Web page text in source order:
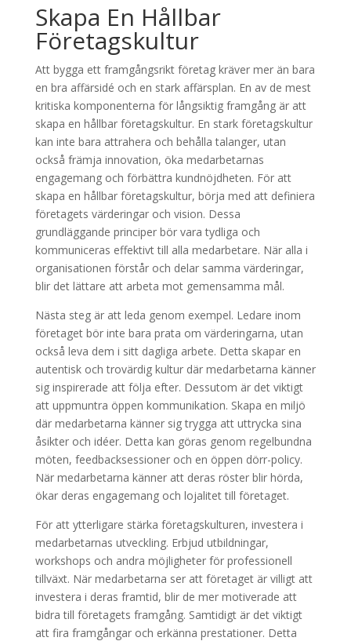
Skapa En Hållbar
Företagskultur
Att bygga ett framgångsrikt företag kräver mer än bara
en bra affärsidé och en stark affärsplan. En av de mest
kritiska komponenterna för långsiktig framgång är att
skapa en hållbar företagskultur. En stark företagskultur
kan inte bara attrahera och behålla talanger, utan
också främja innovation, öka medarbetarnas
engagemang och förbättra kundnöjdheten. För att
skapa en hållbar företagskultur, börja med att definiera
företagets värderingar och vision. Dessa
grundläggande principer bör vara tydliga och
kommuniceras effektivt till alla medarbetare. När alla i
organisationen förstår och delar samma värderingar,
blir det lättare att arbeta mot gemensamma mål.
Nästa steg är att leda genom exempel. Ledare inom
företaget bör inte bara prata om värderingarna, utan
också leva dem i sitt dagliga arbete. Detta skapar en
autentisk och trovärdig kultur där medarbetarna känner
sig inspirerade att följa efter. Dessutom är det viktigt
att uppmuntra öppen kommunikation. Skapa en miljö
där medarbetarna känner sig trygga att uttrycka sina
åsikter och idéer. Detta kan göras genom regelbundna
möten, feedbacksessioner och en öppen dörr-policy.
När medarbetarna känner att deras röster blir hörda,
ökar deras engagemang och lojalitet till företaget.
För att ytterligare stärka företagskulturen, investera i
medarbetarnas utveckling. Erbjud utbildningar,
workshops och andra möjligheter för professionell
tillväxt. När medarbetarna ser att företaget är villigt att
investera i deras framtid, blir de mer motiverade att
bidra till företagets framgång. Samtidigt är det viktigt
att fira framgångar och erkänna prestationer. Detta